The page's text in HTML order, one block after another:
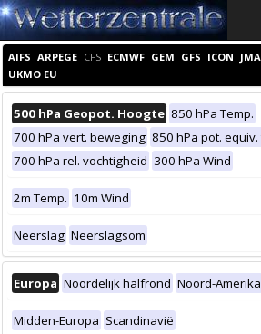
AIFS ARPEGE CFS ECMWF GEM GFS ICON JMA
UKMO EU
500 hPa Geopot. Hoogte 850 hPa Temp.
700 hPa vert. beweging 850 hPa pot. equiv.
700 hPa rel. vochtigheid 300 hPa Wind
2m Temp. 10m Wind
Neerslag Neerslagsom
Europa Noordelijk halfrond Noord-Amerika
Midden-Europa Scandinavië